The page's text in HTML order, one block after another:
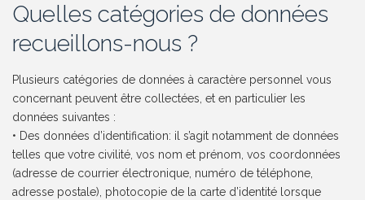
Quelles catégories de données
recueillons-nous ?
Plusieurs catégories de données à caractère personnel vous
concernant peuvent être collectées, et en particulier les
données suivantes :
• Des données d’identification: il s’agit notamment de données
telles que votre civilité, vos nom et prénom, vos coordonnées
(adresse de courrier électronique, numéro de téléphone,
adresse postale), photocopie de la carte d’identité lorsque